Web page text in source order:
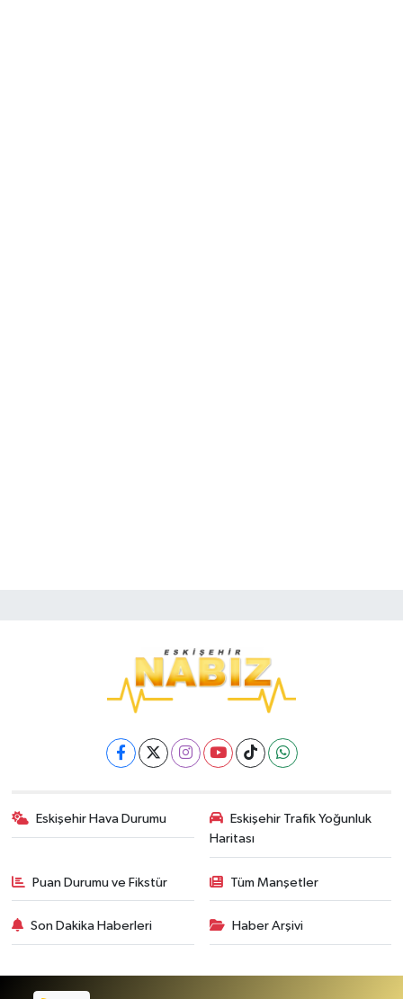
Eskişehir Hava Durumu
Eskişehir Trafik Yoğunluk
Haritası
Puan Durumu ve Fikstür Tüm Manşetler
Son Dakika Haberleri Haber Arşivi